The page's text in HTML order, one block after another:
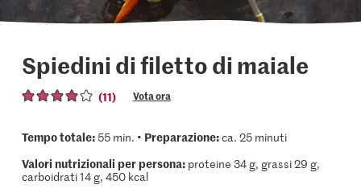
Spiedini di filetto di maiale
(11) Vota ora
Tempo totale:55 min. • Preparazione:ca. 25 minuti
Valori nutrizionali per persona:proteine 34 g, grassi 29 g,
carboidrati 14 g, 450 kcal